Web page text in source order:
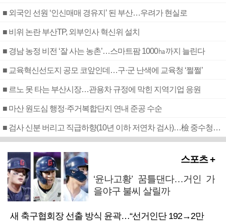
■ 외국인 선원 ‘인신매매 경유지’ 된 부산…우려가 현실로
■ 비위 논란 부산TP, 외부인사 혁신위 설치
■ 경남 농정 비전 ‘잘 사는 농촌’…스마트팜 1000㏊까지 늘린다
■ 교육혁신선도지 공모 코앞인데…구·군 난색에 교육청 ‘쩔쩔’
■ 르노 못 타는 부산시장…관용차 규정에 막힌 지역기업 응원
■ 마산 원도심 행정·주거복합단지 연내 준공 수순
■ 검사 신분 버리고 직급하향(10년 이하 저연차 검사)…檢 중수청행 기피
스포츠 +
‘윤나고황’ 꿈틀댄다…거인 가
을야구 불씨 살릴까
새 축구협회장 선출 방식 윤곽…“선거인단 192→2만